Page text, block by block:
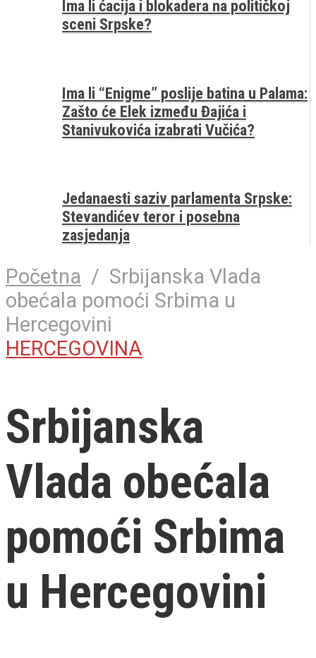
Ima li ćacija i blokadera na političkoj
sceni Srpske?
Ima li “Enigme” poslije batina u Palama:
Zašto će Elek između Đajića i
Stanivukovića izabrati Vučića?
Jedanaesti saziv parlamenta Srpske:
Stevandićev teror i posebna
zasjedanja
Početna / Srbijanska Vlada
obećala pomoći Srbima u
Hercegovini
HERCEGOVINA
Srbijanska
Vlada obećala
pomoći Srbima
u Hercegovini